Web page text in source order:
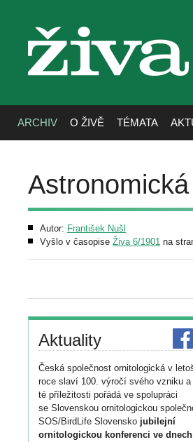
živa
ARCHIV O ŽIVĚ TÉMATA
Autor: František Nušl
Vyšlo v časopise Živa 6/1901 na
Aktuality
Česká společnost ornitologická v
roce slaví 100. výročí svého vzniku a
té příležitosti pořádá ve spolupráci
se Slovenskou ornitologickou
SOS/BirdLife Slovensko jubilejní
ornitologickou konferenci ve dnech